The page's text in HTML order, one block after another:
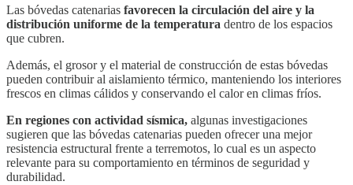
Las bóvedas catenarias favorecen la circulación del aire y la
distribución uniforme de la temperatura dentro de los espacios
que cubren.
Además, el grosor y el material de construcción de estas bóvedas
pueden contribuir al aislamiento térmico, manteniendo los interiores
frescos en climas cálidos y conservando el calor en climas fríos.
En regiones con actividad sísmica, algunas investigaciones
sugieren que las bóvedas catenarias pueden ofrecer una mejor
resistencia estructural frente a terremotos, lo cual es un aspecto
relevante para su comportamiento en términos de seguridad y
durabilidad.